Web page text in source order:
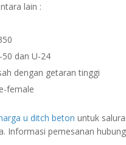
lain :
dan U-24
dengan getaran tinggi
female
u ditch beton untuk
Informasi pemesanan